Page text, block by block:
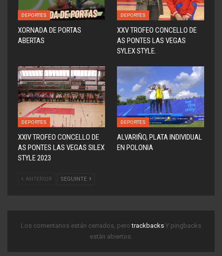
DEPORTES
XORNADA DE PORTAS
ABERTAS
DEPORTES
XXV TROFEO CONCELLO DE
AS PONTES LAS VEGAS
SYLEX STYLE.
DEPORTES
XXIV TROFEO CONCELLO DE
AS PONTES LAS VEGAS SILEX
STYLE 2023
DEPORTES
ALVARIÑO, PLATA INDIVIDUAL
EN POLONIA
ANTERIOR SEGUINTE
Los comentarios están cerrados, perotrackbacks Y pingbacks
están abiertos.